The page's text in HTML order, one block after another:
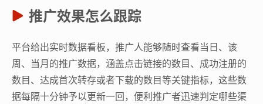
推广效果怎么跟踪
平台给出实时数据看板，推广人能够随时查看当日、该
周、当月的推广数据，涵盖点击链接的数目、成功注册的
数目、达成首次转存或者下载的数目等关键指标，这些数
据每隔十分钟予以更新一回，便利推广者迅速判定哪些渠